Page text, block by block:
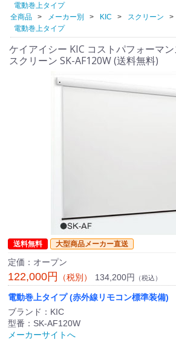
電動巻上タイプ
全商品
メーカー別 KIC スクリーン
電動巻上タイプ
ケイアイシー KIC コストパフォーマ
スクリーン SK-AF120W (送料無料)
送料無料 大型商品メーカー直送
定価：オープン
122,000円 （税別） 134,200円 （税込）
電動巻上タイプ (赤外線リモコン標準装備)
ブランド：KIC
型番：SK-AF120W
メーカーサイトへ